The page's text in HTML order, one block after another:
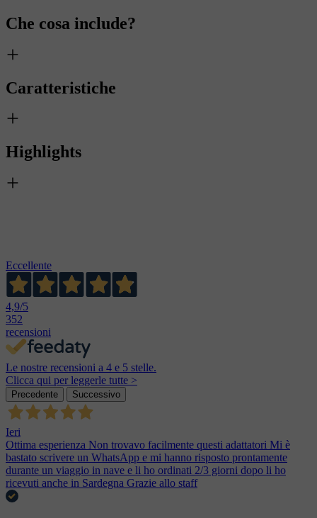
Che cosa include?
Caratteristiche
Highlights
Eccellente
4,9/5
352
recensioni
Le nostre recensioni a 4 e 5 stelle.
Clicca qui per leggerle tutte >
Precedente Successivo
Ieri
Ottima esperienza Non trovavo facilmente questi adattatori Mi è
bastato scrivere un WhatsApp e mi hanno risposto prontamente
durante un viaggio in nave e li ho ordinati 2/3 giorni dopo li ho
ricevuti anche in Sardegna Grazie allo staff